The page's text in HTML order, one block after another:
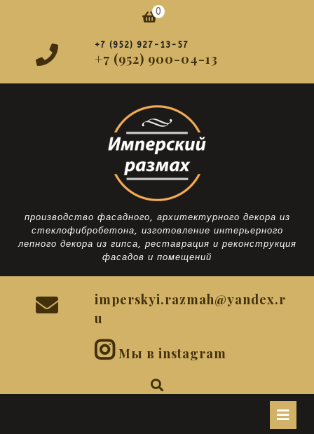
Корзина
0
+7 (952) 927-13-57
+7 (952) 900-04-13
производство фасадного, архитектурного декора из
стеклофибробетона, изготовление интерьерного
лепного декора из гипса, реставрация и реконструкция
фасадов и помещений
imperskyi.razmah@yandex.r
u
Мы в instagram